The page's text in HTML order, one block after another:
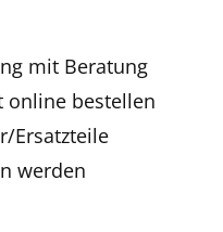
mit Beratung
online bestellen
Ersatzteile
werden